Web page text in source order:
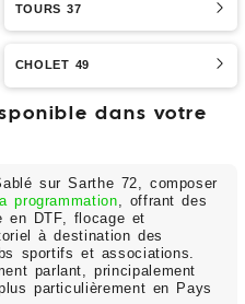
TOURS 37
CHOLET 49
dans votre
sur Sarthe 72, composer
programmation, offrant des
en DTF, flocage et
à destination des
sportifs et associations.
parlant, principalement
particulièrement en Pays